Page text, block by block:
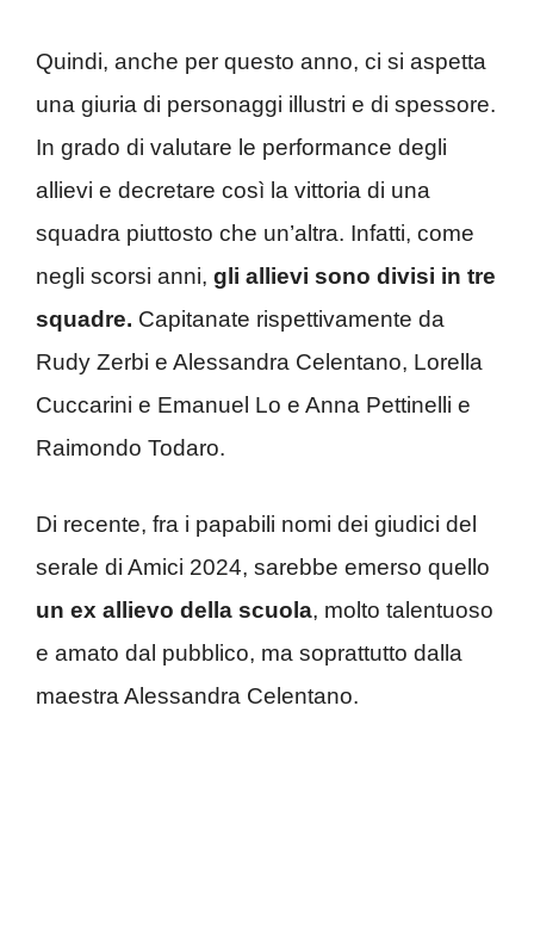
Quindi, anche per questo anno, ci si aspetta
una giuria di personaggi illustri e di spessore.
In grado di valutare le performance degli
allievi e decretare così la vittoria di una
squadra piuttosto che un’altra. Infatti, come
negli scorsi anni, gli allievi sono divisi in tre
squadre. Capitanate rispettivamente da
Rudy Zerbi e Alessandra Celentano, Lorella
Cuccarini e Emanuel Lo e Anna Pettinelli e
Raimondo Todaro.
Di recente, fra i papabili nomi dei giudici del
serale di Amici 2024, sarebbe emerso quello
un ex allievo della scuola, molto talentuoso
e amato dal pubblico, ma soprattutto dalla
maestra Alessandra Celentano.